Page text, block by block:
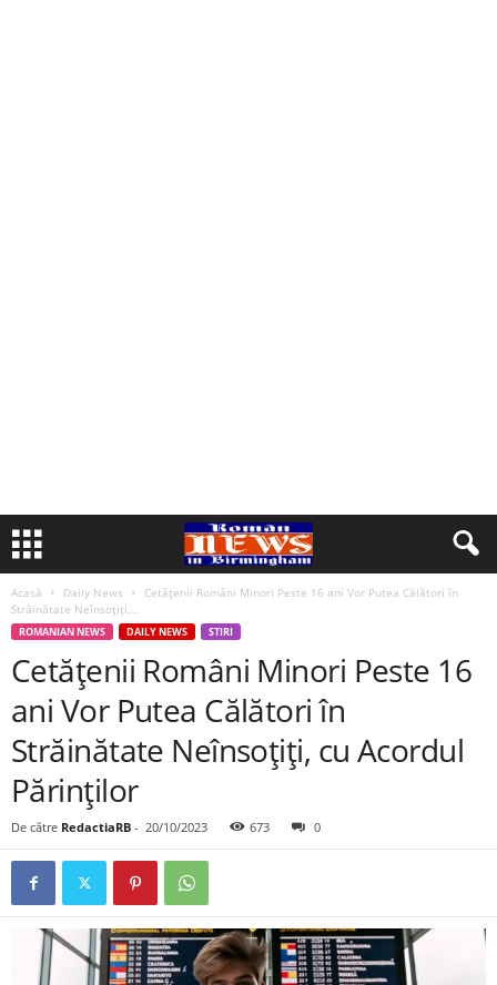
Acasă Daily News
Cetăţenii Români Minori Peste 16 ani Vor Putea Călători în
Străinătate Neînsoţiţi,...
ROMANIAN NEWS DAILY NEWS STIRI
Cetăţenii Români Minori Peste 16
ani Vor Putea Călători în
Străinătate Neînsoţiţi, cu Acordul
Părinţilor
De către RedactiaRB - 20/10/2023 673 0